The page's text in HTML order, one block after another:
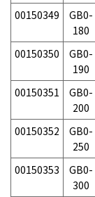
00150349
GB0-
180
00150350
GB0-
190
00150351
GB0-
200
00150352
GB0-
250
00150353
GB0-
300